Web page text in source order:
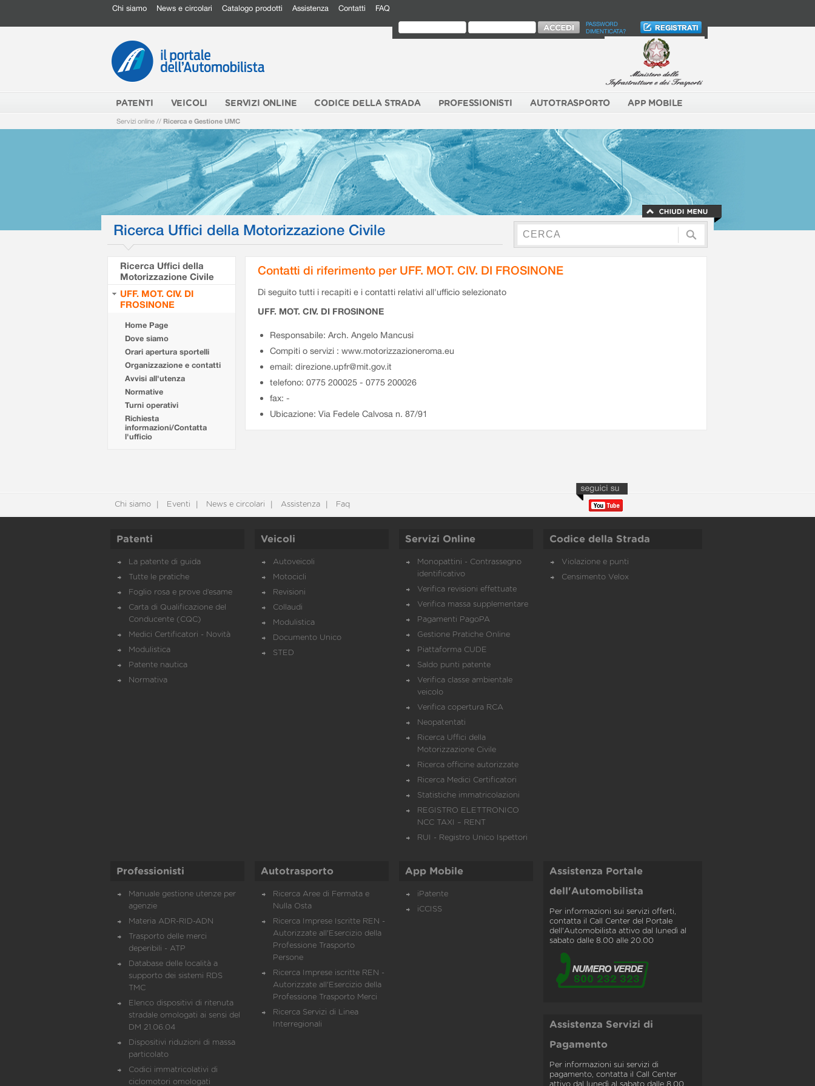
Chi siamo News e circolari Catalogo prodotti Assistenza Contatti FAQ
PASSWORD
DIMENTICATA?
PATENTI VEICOLI SERVIZI ONLINE CODICE DELLA STRADA PROFESSIONISTI AUTOTRASPORTO APP MOBILE
Servizi online // Ricerca e Gestione UMC
Ricerca Uffici della Motorizzazione Civile
Ricerca Uffici della
Motorizzazione Civile
UFF. MOT. CIV. DI
FROSINONE
Home Page
Dove siamo
Orari apertura sportelli
Organizzazione e contatti
Avvisi all'utenza
Normative
Turni operativi
Richiesta
informazioni/Contatta
l'ufficio
Contatti di riferimento per UFF. MOT. CIV. DI FROSINONE
Di seguito tutti i recapiti e i contatti relativi all'ufficio selezionato
UFF. MOT. CIV. DI FROSINONE
Responsabile: Arch. Angelo Mancusi
Compiti o servizi : www.motorizzazioneroma.eu
email: direzione.upfr@mit.gov.it
telefono: 0775 200025 - 0775 200026
fax: -
Ubicazione: Via Fedele Calvosa n. 87/91
Chi siamo Eventi News e circolari Assistenza Faq
Patenti
La patente di guida
Tutte le pratiche
Foglio rosa e prove d’esame
Carta di Qualificazione del
Conducente (CQC)
Medici Certificatori - Novità
Modulistica
Patente nautica
Normativa
Veicoli
Autoveicoli
Motocicli
Revisioni
Collaudi
Modulistica
Documento Unico
STED
Servizi Online
Monopattini - Contrassegno
identificativo
Verifica revisioni effettuate
Verifica massa supplementare
Pagamenti PagoPA
Gestione Pratiche Online
Piattaforma CUDE
Saldo punti patente
Verifica classe ambientale
veicolo
Verifica copertura RCA
Neopatentati
Ricerca Uffici della
Motorizzazione Civile
Ricerca officine autorizzate
Ricerca Medici Certificatori
Statistiche immatricolazioni
REGISTRO ELETTRONICO
NCC TAXI – RENT
RUI - Registro Unico Ispettori
Codice della Strada
Violazione e punti
Censimento Velox
Professionisti
Manuale gestione utenze per
agenzie
Materia ADR-RID-ADN
Trasporto delle merci
deperibili - ATP
Database delle località a
supporto dei sistemi RDS
TMC
Elenco dispositivi di ritenuta
stradale omologati ai sensi del
DM 21.06.04
Dispositivi riduzioni di massa
particolato
Codici immatricolativi di
ciclomotori omologati
Autotrasporto
Ricerca Aree di Fermata e
Nulla Osta
Ricerca Imprese Iscritte REN -
Autorizzate all'Esercizio della
Professione Trasporto
Persone
Ricerca Imprese iscritte REN -
Autorizzate all'Esercizio della
Professione Trasporto Merci
Ricerca Servizi di Linea
Interregionali
App Mobile
iPatente
iCCISS
Assistenza Portale
dell'Automobilista
Per informazioni sui servizi offerti,
contatta il Call Center del Portale
dell'Automobilista attivo dal lunedì al
sabato dalle 8.00 alle 20.00
Assistenza Servizi di
Pagamento
Per informazioni sui servizi di
pagamento, contatta il Call Center